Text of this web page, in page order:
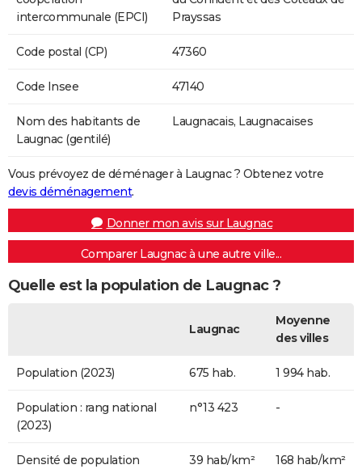
intercommunale (EPCI)
Prayssas
Code postal (CP) 47360
Code Insee 47140
Nom des habitants de
Laugnac (gentilé)
Laugnacais, Laugnacaises
Vous prévoyez de déménager à Laugnac ? Obtenez votre
devis déménagement.
Donner mon avis sur Laugnac
Comparer Laugnac à une autre ville...
Quelle est la population de Laugnac ?
Laugnac
Moyenne
des villes
Population (2023) 675 hab. 1 994 hab.
Population : rang national
(2023)
n°13 423 -
Densité de population
39 hab/km² 168 hab/km²